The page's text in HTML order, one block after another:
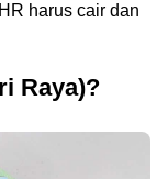
harus cair dan
Raya)?